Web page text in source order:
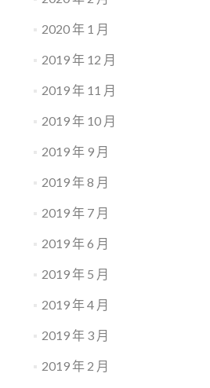
2020 年 1 月
2019 年 12 月
2019 年 11 月
2019 年 10 月
2019 年 9 月
2019 年 8 月
2019 年 7 月
2019 年 6 月
2019 年 5 月
2019 年 4 月
2019 年 3 月
2019 年 2 月